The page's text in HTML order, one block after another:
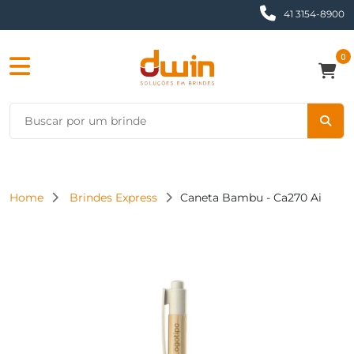
41 3154-8900
0
Home Brindes Express Caneta Bambu - Ca270 Ai